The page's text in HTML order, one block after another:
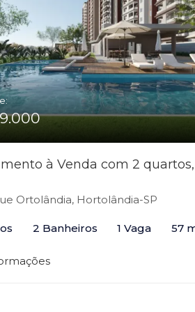
à Venda com 2 quartos,
Ortolândia, Hortolândia-SP
2 Banheiros 1 Vaga 57